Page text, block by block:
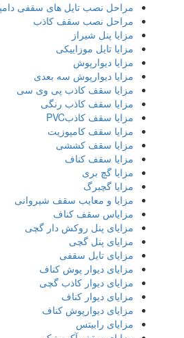
مراحل نصب تایل‌ های سقفی
مراحل نصب سقف کاذب
مزایا پنل شیراز
مزایا تایل موزاییکی
مزایا دیوارپوش
مزایا دیوارپوش سه بعدی
مزایا سقف کاذب پی وی سی
مزایا سقف کاذب رنگی
مزایا سقف کاذبPVC
مزایا سقف کامپوزیت
مزایا سقف کششی
مزایا سقف کناف
مزایا گچ بری
مزایا گچبرگ
مزایا و معایب سقف شیروانی
مزایاس سقف کناف
مزایای پنل روکش دار گچی
مزایای پنل گچی
مزایای تایل سقفی
مزایای دیوار پوش کناف
مزایای دیوار کاذب گچی
مزایای دیوار کناف
مزایای دیوارپوش کناف
مزایای رابیتس